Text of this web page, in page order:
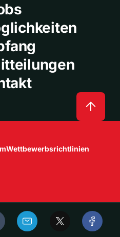
Wettbewerbsrichtlinien